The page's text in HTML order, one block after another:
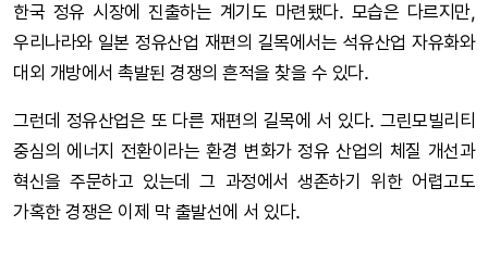
한국 정유 시장에 진출하는 계기도 마련됐다. 모습은 다르지만,
우리나라와 일본 정유산업 재편의 길목에서는 석유산업 자유화와
대외 개방에서 촉발된 경쟁의 흔적을 찾을 수 있다.
그런데 정유산업은 또 다른 재편의 길목에 서 있다. 그린모빌리티
중심의 에너지 전환이라는 환경 변화가 정유 산업의 체질 개선과
혁신을 주문하고 있는데 그 과정에서 생존하기 위한 어렵고도
가혹한 경쟁은 이제 막 출발선에 서 있다.